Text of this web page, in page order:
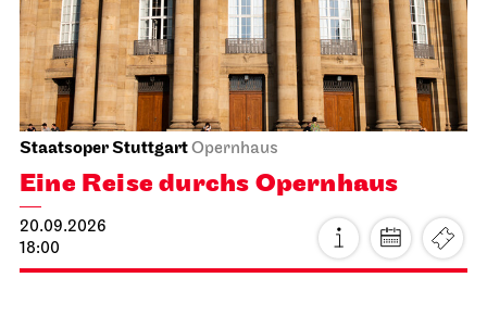
Staatsoper StuttgartOpernhaus
Eine Reise durchs Opernhaus
20.09.2026
18:00